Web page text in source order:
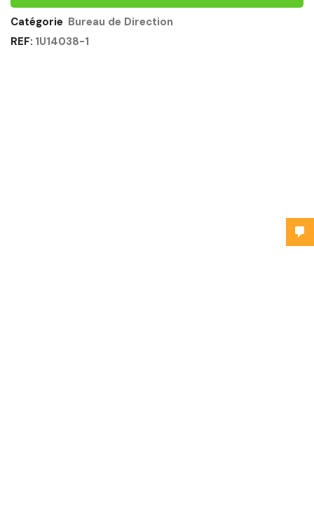
Catégorie Bureau de Direction
REF: 1U14038-1